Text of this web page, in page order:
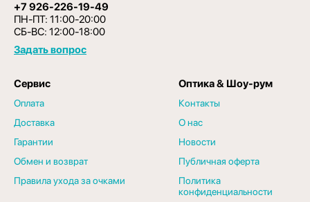
+7 926-226-19-49
ПН-ПТ: 11:00-20:00
СБ-ВС: 12:00-18:00
Задать вопрос
Сервис
Оплата
Доставка
Гарантии
Обмен и возврат
Правила ухода за очками
Оптика & Шоу-рум
Контакты
О нас
Новости
Публичная оферта
Политика
конфиденциальности